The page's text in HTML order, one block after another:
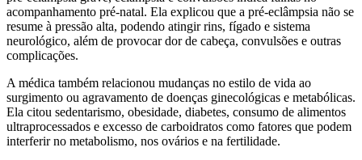
acompanhamento pré-natal. Ela explicou que a pré-eclâmpsia não se
resume à pressão alta, podendo atingir rins, fígado e sistema
neurológico, além de provocar dor de cabeça, convulsões e outras
complicações.
A médica também relacionou mudanças no estilo de vida ao
surgimento ou agravamento de doenças ginecológicas e metabólicas.
Ela citou sedentarismo, obesidade, diabetes, consumo de alimentos
ultraprocessados e excesso de carboidratos como fatores que podem
interferir no metabolismo, nos ovários e na fertilidade.